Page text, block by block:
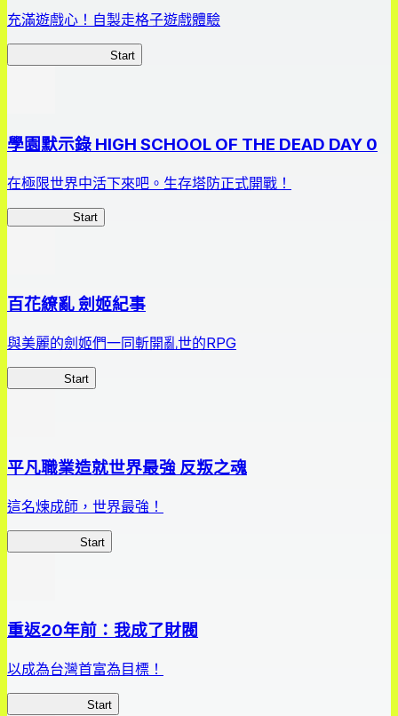
充滿遊戲心！自製走格子遊戲體驗
Start
學園默示錄 HIGH SCHOOL OF THE DEAD DAY 0
在極限世界中活下來吧。生存塔防正式開戰！
Start
百花繚亂 劍姬紀事
與美麗的劍姬們一同斬開亂世的RPG
Start
平凡職業造就世界最強 反叛之魂
這名煉成師，世界最強！
Start
重返20年前：我成了財閥
以成為台灣首富為目標！
Start